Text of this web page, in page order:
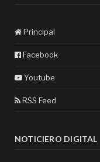
Principal
Facebook
Youtube
RSS Feed
NOTICIERO DIGITAL